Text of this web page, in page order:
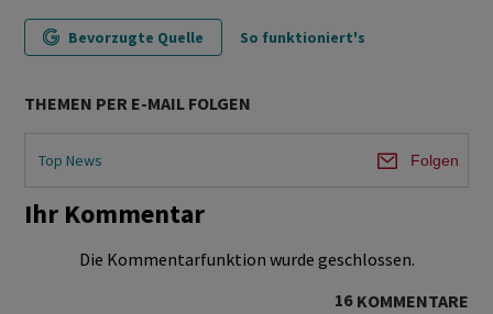
Bevorzugte Quelle So funktioniert's
THEMEN PER E-MAIL FOLGEN
Top News Folgen
Ihr Kommentar
Die Kommentarfunktion wurde geschlossen.
16 KOMMENTARE